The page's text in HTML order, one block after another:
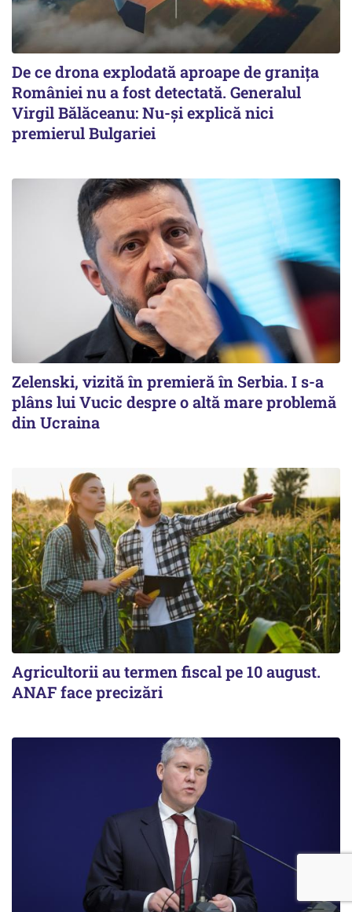
De ce drona explodată aproape de granița
României nu a fost detectată. Generalul
Virgil Bălăceanu: Nu-și explică nici
premierul Bulgariei
Zelenski, vizită în premieră în Serbia. I s-a
plâns lui Vucic despre o altă mare problemă
din Ucraina
Agricultorii au termen fiscal pe 10 august.
ANAF face precizări